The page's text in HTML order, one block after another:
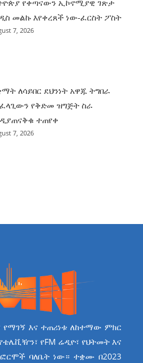
የቀጣናውን ኢኮኖሚያዊ ገጽታ
መልኩ እየቀረጸች ነው-ፈርስት ፖስት
7, 2026
ለሳይበር ደህንነት አዋጁ ትግበራ
የቅድመ ዝግጅት ስራ
ተጠየቀ
7, 2026
እና ተጠሪነቱ ለከተማው ምክር
የFM ሬዲዮ፣ የህትመት እና
ባለቤት ነው። ተቋሙ በ2023